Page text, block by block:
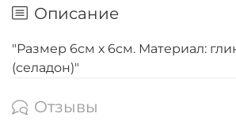
Описание
"Размер 6см х 6см. Материал:
(селадон)"
Отзывы